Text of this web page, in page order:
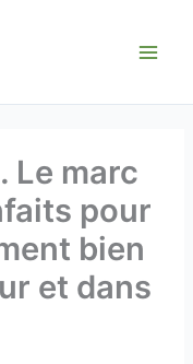
Le marc
pour
bien
et dans